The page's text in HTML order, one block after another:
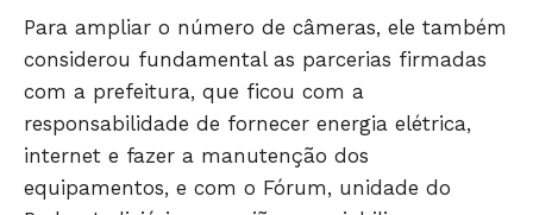
Para ampliar o número de câmeras, ele também
considerou fundamental as parcerias firmadas
com a prefeitura, que ficou com a
responsabilidade de fornecer energia elétrica,
internet e fazer a manutenção dos
equipamentos, e com o Fórum, unidade do